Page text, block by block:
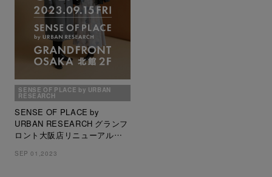
SENSE OF PLACE by URBAN
RESEARCH
SENSE OF PLACE by
URBAN RESEARCH グランフ
ロント大阪店リニューアル
SEP 01,2023